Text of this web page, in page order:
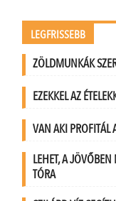
LEGFRISSEBB
ZÖLDMUNKÁK
EZEKKEL AZ
VAN AKI PROFITÁL
LEHET, A
TÓRA